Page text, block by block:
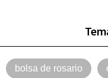
bolsa de rosario